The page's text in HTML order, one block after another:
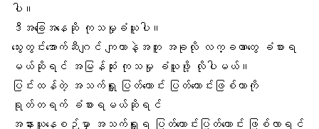
ပါ။
ဒီအခြေအနေဆို ကုသမှုခံယူပါ။
သွေးတွင်းအောက်ဆီဂျင် ကျတာနဲ့အတူ အခုလို လက္ခဏာတွေ ခံစားရ
မယ်ဆိုရင် အမြန်ဆုံး ကုသမှု ခံယူဖို့ လိုပါမယ်။
ပြင်းထန်တဲ့ အသက်ရှူ ပြတ်တောင်း ပြတ်တောင်းဖြစ်တာကို
ရုတ်တရက် ခံစားရမယ်ဆိုရင်
အနားယူနေစဉ်မှာ အသက်ရှူရ ပြတ်တောင်းပြတ်တောင်း ဖြစ်လာရင်